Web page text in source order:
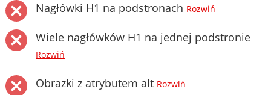
Nagłówki H1 na podstronach Rozwiń
Wiele nagłówków H1 na jednej podstronie
Rozwiń
Obrazki z atrybutem alt Rozwiń